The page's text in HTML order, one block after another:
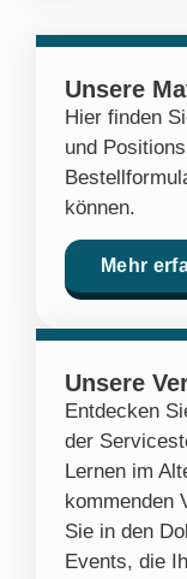
Unsere
Hier finden
und
können.
Mehr
Unsere
Entdecken
der
Lernen im
kommenden
Sie in den
Events, die